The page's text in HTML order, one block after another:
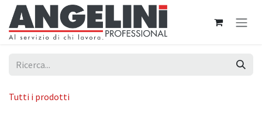
Passa al contenuto
Tutti i prodotti